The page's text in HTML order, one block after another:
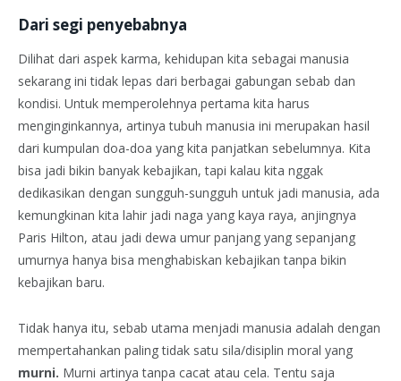
Dari segi penyebabnya
Dilihat dari aspek karma, kehidupan kita sebagai manusia
sekarang ini tidak lepas dari berbagai gabungan sebab dan
kondisi. Untuk memperolehnya pertama kita harus
menginginkannya, artinya tubuh manusia ini merupakan hasil
dari kumpulan doa-doa yang kita panjatkan sebelumnya. Kita
bisa jadi bikin banyak kebajikan, tapi kalau kita nggak
dedikasikan dengan sungguh-sungguh untuk jadi manusia, ada
kemungkinan kita lahir jadi naga yang kaya raya, anjingnya
Paris Hilton, atau jadi dewa umur panjang yang sepanjang
umurnya hanya bisa menghabiskan kebajikan tanpa bikin
kebajikan baru.
Tidak hanya itu, sebab utama menjadi manusia adalah dengan
mempertahankan paling tidak satu sila/disiplin moral yang
murni. Murni artinya tanpa cacat atau cela. Tentu saja